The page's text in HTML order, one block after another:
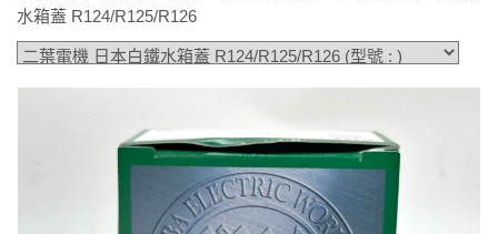
水箱蓋 R124/R125/R126